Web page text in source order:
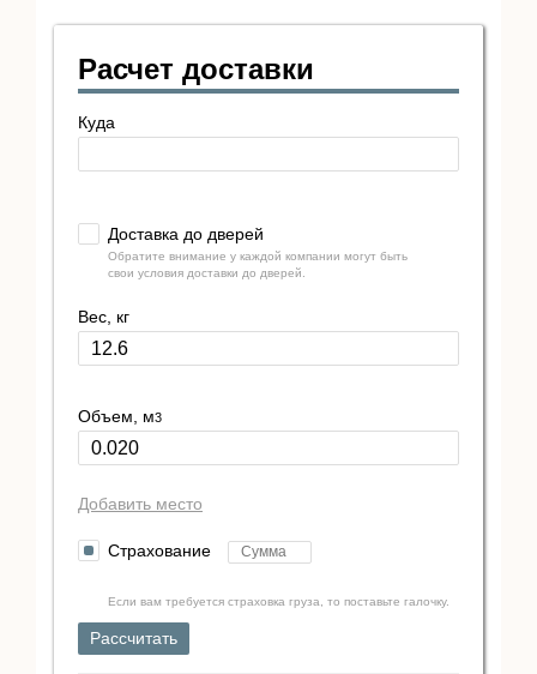
Расчет доставки
Куда
Доставка до дверей
Обратите внимание у каждой компании могут быть
свои условия доставки до дверей.
Вес, кг
Объем, м3
Добавить место
Страхование
Если вам требуется страховка груза, то поставьте галочку.
Рассчитать